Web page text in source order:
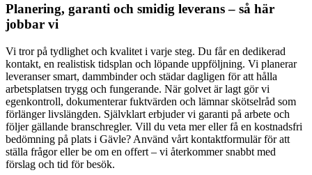
Planering, garanti och smidig leverans – så här
jobbar vi
Vi tror på tydlighet och kvalitet i varje steg. Du får en dedikerad
kontakt, en realistisk tidsplan och löpande uppföljning. Vi planerar
leveranser smart, dammbinder och städar dagligen för att hålla
arbetsplatsen trygg och fungerande. När golvet är lagt gör vi
egenkontroll, dokumenterar fuktvärden och lämnar skötselråd som
förlänger livslängden. Självklart erbjuder vi garanti på arbete och
följer gällande branschregler. Vill du veta mer eller få en kostnadsfri
bedömning på plats i Gävle? Använd vårt kontaktformulär för att
ställa frågor eller be om en offert – vi återkommer snabbt med
förslag och tid för besök.